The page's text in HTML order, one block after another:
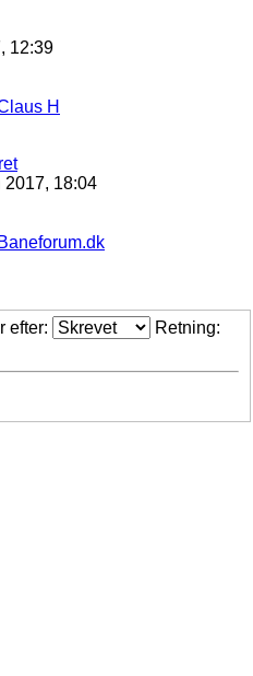
12:39
H
2017, 18:04
Baneforum.dk
efter: Retning: